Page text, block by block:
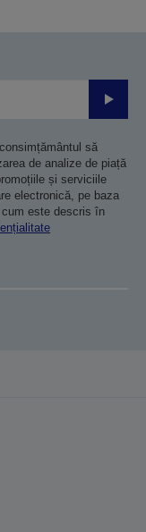
să
de analize de piață
și serviciile
electronică, pe baza
este descris în